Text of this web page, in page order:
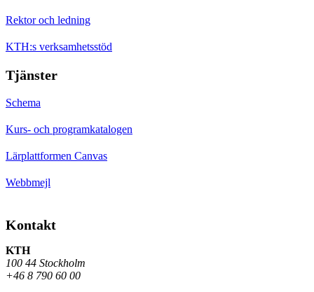
Rektor och ledning
KTH:s verksamhetsstöd
Tjänster
Schema
Kurs- och programkatalogen
Lärplattformen Canvas
Webbmejl
Kontakt
KTH
100 44 Stockholm
+46 8 790 60 00